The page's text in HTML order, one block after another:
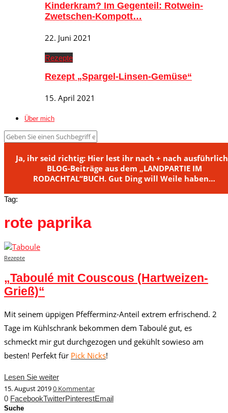
Kinderkram? Im Gegenteil: Rotwein-
Zwetschen-Kompott…
22. Juni 2021
Rezepte
Rezept „Spargel-Linsen-Gemüse“
15. April 2021
Über mich
Ja, ihr seid richtig: Hier lest ihr nach + nach
BLOG-Beiträge aus dem „LANDPARTIE IM
RODACHTAL“BUCH. Gut Ding will Weile haben…
Tag:
rote paprika
Rezepte
„Taboulé mit Couscous (Hartweizen-
Grieß)“
Mit seinem üppigen Pfefferminz-Anteil extrem erfrischend. 2
Tage im Kühlschrank bekommen dem Taboulé gut, es
schmeckt mir gut durchgezogen und gekühlt sowieso am
besten! Perfekt für Pick Nicks!
Lesen Sie weiter
15. August 20190 Kommentar
0 FacebookTwitterPinterestEmail
Suche